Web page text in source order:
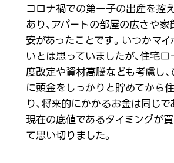
コロナ禍での第一子の出産を控
あり、アパートの部屋の広さや
安があったことです。いつかマ
いとは思っていましたが、住宅
度改定や資材高騰なども考慮し
に頭金をしっかりと貯めてから
り、将来的にかかるお金は同じ
現在の底値であるタイミングが
て思い切りました。